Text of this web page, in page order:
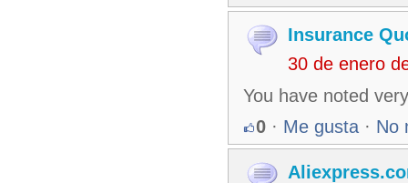
Insurance
30 de enero
You have noted
0 · Me gusta · No